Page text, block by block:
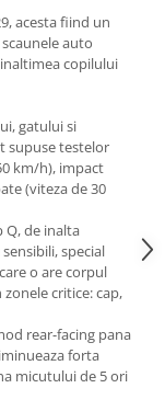
acesta fiind un
auto
copilului
gatului si
supuse testelor
km/h), impact
(viteza de 30
Q, de inalta
special
o are corpul
critice: cap,
rear-facing pana
forta
micutului de 5 ori